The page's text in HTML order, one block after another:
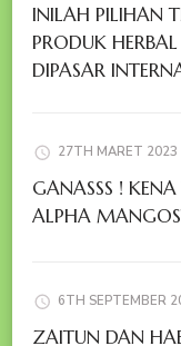
INILAH PILIHAN
PRODUK
DIPASAR
27TH MARET 2023
GANASSS !
ALPHA
6TH SEPTEMBER
ZAITUN DAN